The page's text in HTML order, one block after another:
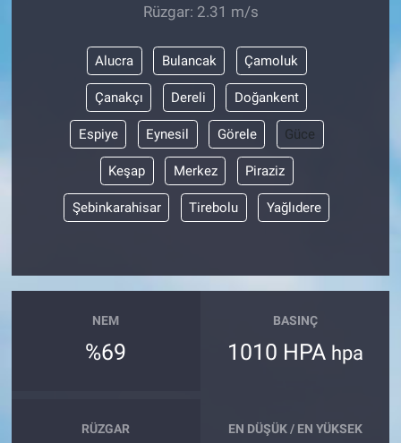
Rüzgar: 2.31 m/s
Alucra Bulancak Çamoluk
Çanakçı Dereli Doğankent
Espiye Eynesil Görele Güce
Keşap Merkez Piraziz
Şebinkarahisar Tirebolu Yağlıdere
NEM
%69
BASINÇ
1010 HPA hpa
RÜZGAR EN DÜŞÜK / EN YÜKSEK